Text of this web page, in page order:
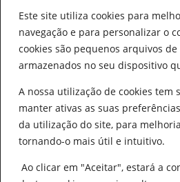
Este site utiliza cookies para
navegação e para personalizar o
cookies são pequenos arquivos
armazenados no seu dispositivo
A nossa utilização de cookies tem
manter ativas as suas
da utilização do site, para
tornando-o mais útil e intuitivo.
Ao clicar em "Aceitar", estará a
construcao@delarobia.pt
R. António Andrade, 1171
2820-287 • Charneca de Caparica